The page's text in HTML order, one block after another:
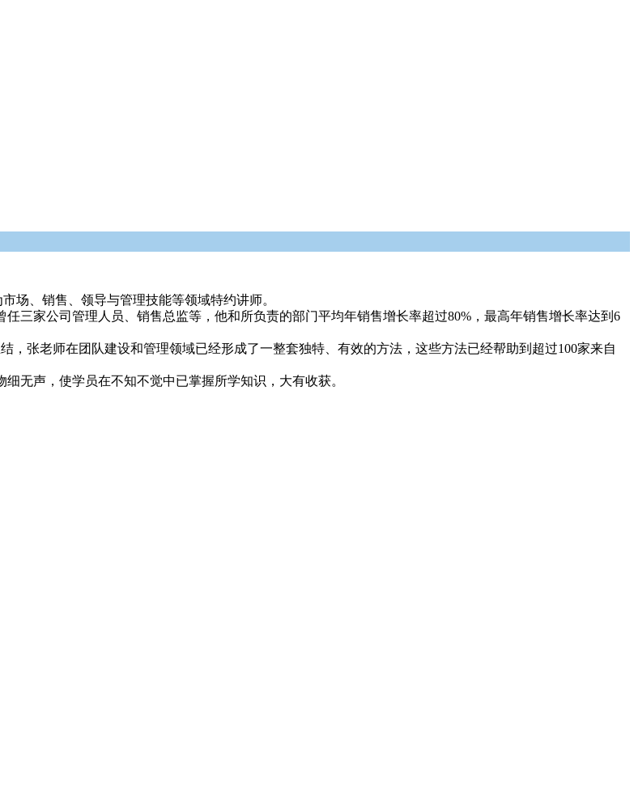
场、销售、领导与管理技能等领域特约讲师。
三家公司管理人员、销售总监等，他和所负责的部门平均年销售增长率超过80%，最高年销售增长率达到6
，张老师在团队建设和管理领域已经形成了一整套独特、有效的方法，这些方法已经帮助到超过100家来自
无声，使学员在不知不觉中已掌握所学知识，大有收获。